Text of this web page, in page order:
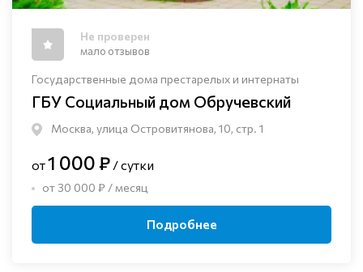
Государственные дома престарелых и интернаты
ГБУ Социальный дом Обручевский
Москва, улица Островитянова, 10, стр. 1
Не проверен
мало отзывов
от1 000 ₽ / сутки
от 30 000 ₽ / месяц
Подробнее